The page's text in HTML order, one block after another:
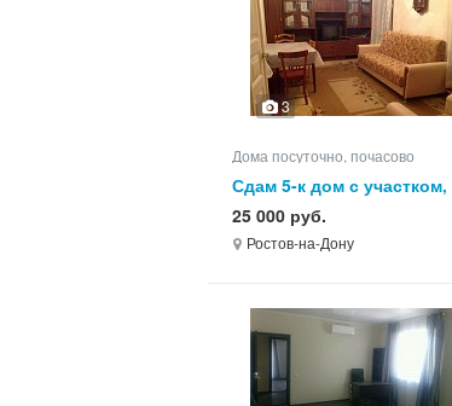
3
Дома посуточно, почасово
Сдам 5-к дом с участком,
85.0 кв.м, этажей 1
25 000 руб.
Ростов-на-Дону